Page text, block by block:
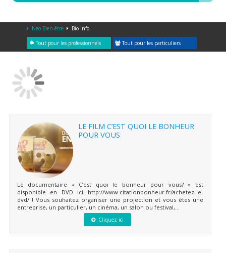
Neo Bien-être Bio Info
Tout pour les professionnels Tout pour les particuliers
LE FILM C’EST QUOI LE BONHEUR
POUR VOUS
Le documentaire « C’est quoi le bonheur pour vous? » est
disponible en DVD ici http://www.citationbonheur.fr/achetez-le-
dvd/ ! Vous souhaitez organiser une projection et vous êtes une
entreprise, un particulier, un cinéma, un salon ou festival,...
Cliquez ici